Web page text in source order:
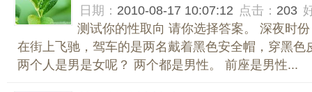
日期： 2010-08-17 10:07:12 点击： 203
测试你的性取向 请你选择答案。 深夜时
在街上飞驰，驾车的是两名戴着黑色安全帽，穿黑色
两个人是男是女呢？ 两个都是男性。 前座是男性...